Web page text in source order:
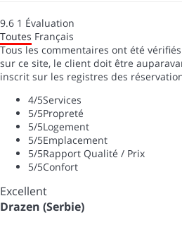
9.6 1 Évaluation
Toutes Français
Tous les commentaires ont été
sur ce site, le client doit être
inscrit sur les registres des
4/5Services
5/5Propreté
5/5Logement
5/5Emplacement
5/5Rapport Qualité / Prix
5/5Confort
Excellent
Drazen (Serbie)